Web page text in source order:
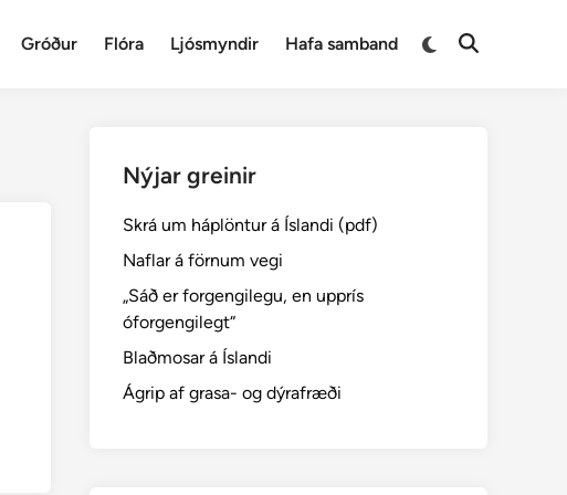
Gróður Flóra Ljósmyndir Hafa samband
Switch
Open
Nýjar greinir
Skrá um háplöntur á Íslandi (pdf)
Naflar á förnum vegi
„Sáð er forgengilegu, en upprís
óforgengilegt“
Blaðmosar á Íslandi
Ágrip af grasa- og dýrafræði